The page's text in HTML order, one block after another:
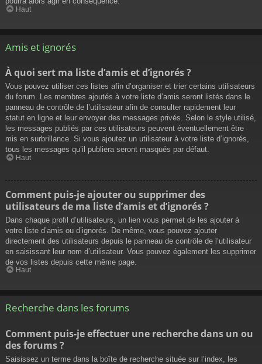
Haut
Amis et ignorés
À quoi sert ma liste d’amis et d’ignorés ?
Vous pouvez utiliser ces listes afin d’organiser et trier certains utilisateurs
du forum. Les membres ajoutés à votre liste d’amis seront listés dans le
panneau de contrôle de l’utilisateur afin de consulter rapidement leur
statut en ligne et leur envoyer des messages privés. Selon le style utilisé,
les messages publiés par ces utilisateurs peuvent éventuellement être
mis en surbrillance. Si vous ajoutez un utilisateur à votre liste d’ignorés,
tous les messages qu’il publiera seront masqués par défaut.
Haut
Comment puis-je ajouter ou supprimer des
utilisateurs de ma liste d’amis et d’ignorés ?
Dans chaque profil d’utilisateurs, un lien vous permet de les ajouter à
votre liste d’amis ou d’ignorés. De même, vous pouvez ajouter
directement des utilisateurs depuis le panneau de contrôle de l’utilisateur
en saisissant leur nom d’utilisateur. Vous pouvez également les supprimer
de vos listes depuis cette même page.
Haut
Recherche dans les forums
Comment puis-je effectuer une recherche dans un ou
des forums ?
Saisissez un terme dans la boîte de recherche située sur l’index, les